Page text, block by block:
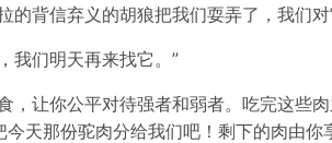
背信弃义的胡狼把我们耍弄了，我们
我们明天再来找它。”
让你公平对待强者和弱者。吃完这些
天那份驼肉分给我们吧！剩下的肉由你